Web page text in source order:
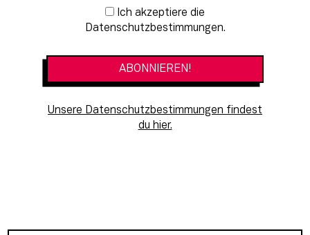
Newsletter-Anmeldung
Datenschutzbestimmungen.
Unsere Datenschutzbestimmungen findest
du hier.